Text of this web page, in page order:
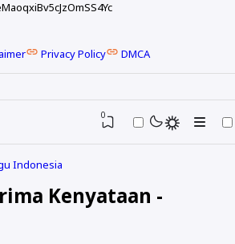
Privacy Policy DMCA
0
Indonesia
Kenyataan -